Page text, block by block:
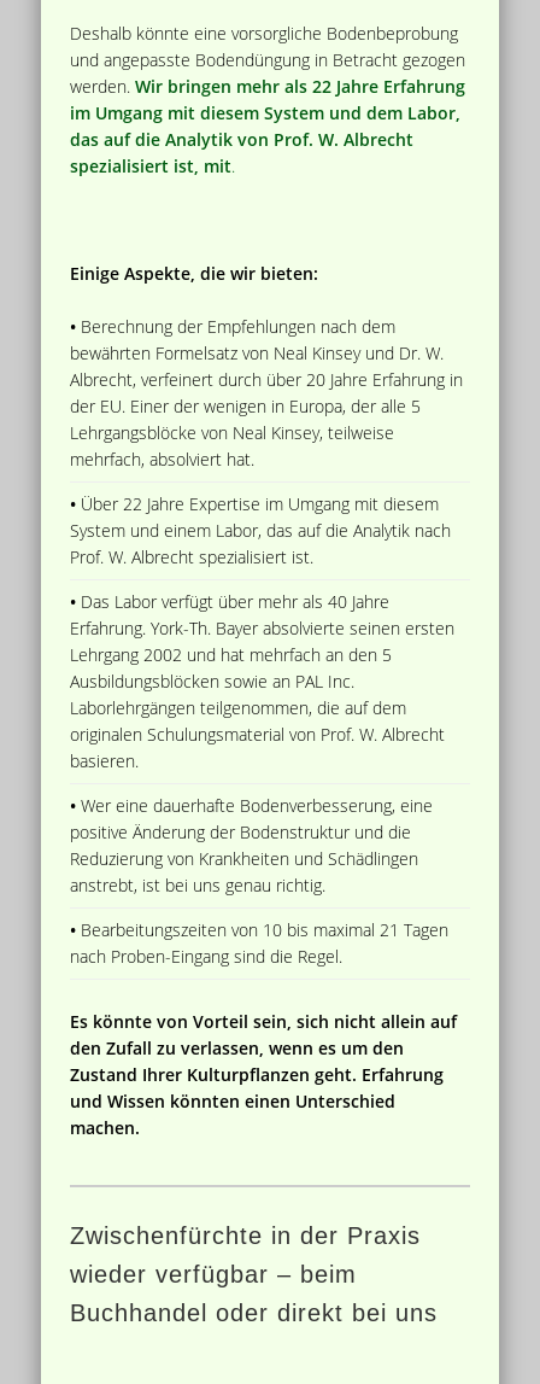
Deshalb könnte eine vorsorgliche Bodenbeprobung
und angepasste Bodendüngung in Betracht gezogen
werden.Wir bringen mehr als 22 Jahre Erfahrung
im Umgang mit diesem System und dem Labor,
das auf die Analytik von Prof. W. Albrecht
spezialisiert ist, mit.
Einige Aspekte, die wir bieten:
• Berechnung der Empfehlungen nach dem
bewährten Formelsatz von Neal Kinsey und Dr. W.
Albrecht, verfeinert durch über 20 Jahre Erfahrung in
der EU. Einer der wenigen in Europa, der alle 5
Lehrgangsblöcke von Neal Kinsey, teilweise
mehrfach, absolviert hat.
• Über 22 Jahre Expertise im Umgang mit diesem
System und einem Labor, das auf die Analytik nach
Prof. W. Albrecht spezialisiert ist.
• Das Labor verfügt über mehr als 40 Jahre
Erfahrung. York-Th. Bayer absolvierte seinen ersten
Lehrgang 2002 und hat mehrfach an den 5
Ausbildungsblöcken sowie an PAL Inc.
Laborlehrgängen teilgenommen, die auf dem
originalen Schulungsmaterial von Prof. W. Albrecht
basieren.
•Wer eine dauerhafte Bodenverbesserung, eine
positive Änderung der Bodenstruktur und die
Reduzierung von Krankheiten und Schädlingen
anstrebt, ist bei uns genau richtig.
• Bearbeitungszeiten von 10 bis maximal 21 Tagen
nach Proben-Eingang sind die Regel.
Es könnte von Vorteil sein, sich nicht allein auf
den Zufall zu verlassen, wenn es um den
Zustand Ihrer Kulturpflanzen geht. Erfahrung
und Wissen könnten einen Unterschied
machen.
Zwischenfürchte in der Praxis
wieder verfügbar – beim
Buchhandel oder direkt bei uns